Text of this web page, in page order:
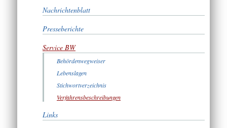
Nachrichtenblatt
Presseberichte
Service BW
Behördenwegweiser
Lebenslagen
Stichwortverzeichnis
Verfahrensbeschreibungen
Links